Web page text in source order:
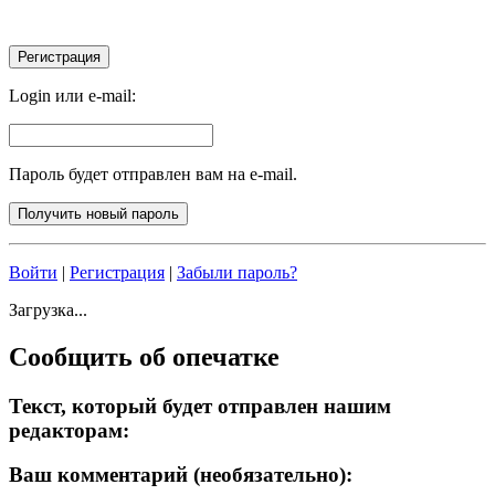
Login или e-mail:
Пароль будет отправлен вам на e-mail.
Войти | Регистрация | Забыли пароль?
Загрузка...
Сообщить об опечатке
Текст, который будет отправлен нашим
редакторам:
Ваш комментарий (необязательно):